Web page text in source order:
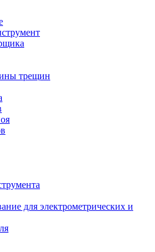
трещин
для электрометрических и